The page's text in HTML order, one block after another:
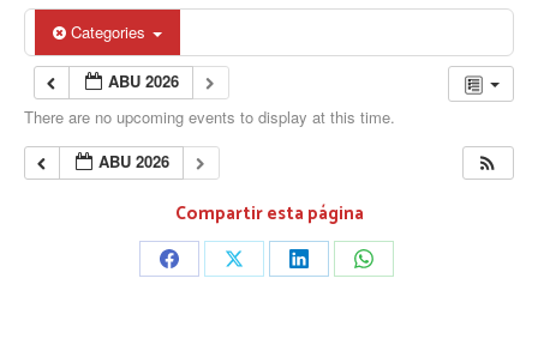
Categories
ABU 2026
There are no upcoming events to display at this time.
ABU 2026
Compartir esta página
Share Share Share Share